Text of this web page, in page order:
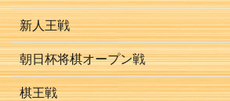
新人王戦
朝日杯将棋オープン戦
棋王戦